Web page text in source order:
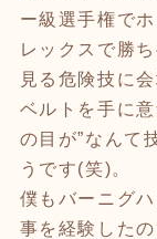
ー級選手権で
レックスで勝
見る危険技に
ベルトを手に
の目が”なんて
うです(笑)。
僕もバーニグ
事を経験した